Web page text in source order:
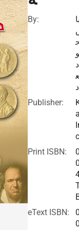
By:
د
Publisher:
Print ISBN:
eText ISBN: